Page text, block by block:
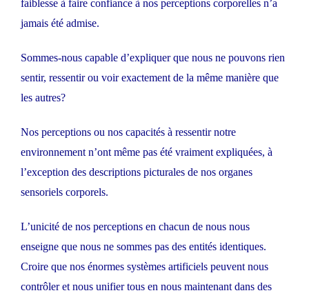
faiblesse à faire confiance à nos perceptions corporelles n’a
jamais été admise.
Sommes-nous capable d’expliquer que nous ne pouvons rien
sentir, ressentir ou voir exactement de la même manière que
les autres?
Nos perceptions ou nos capacités à ressentir notre
environnement n’ont même pas été vraiment expliquées, à
l’exception des descriptions picturales de nos organes
sensoriels corporels.
L’unicité de nos perceptions en chacun de nous nous
enseigne que nous ne sommes pas des entités identiques.
Croire que nos énormes systèmes artificiels peuvent nous
contrôler et nous unifier tous en nous maintenant dans des